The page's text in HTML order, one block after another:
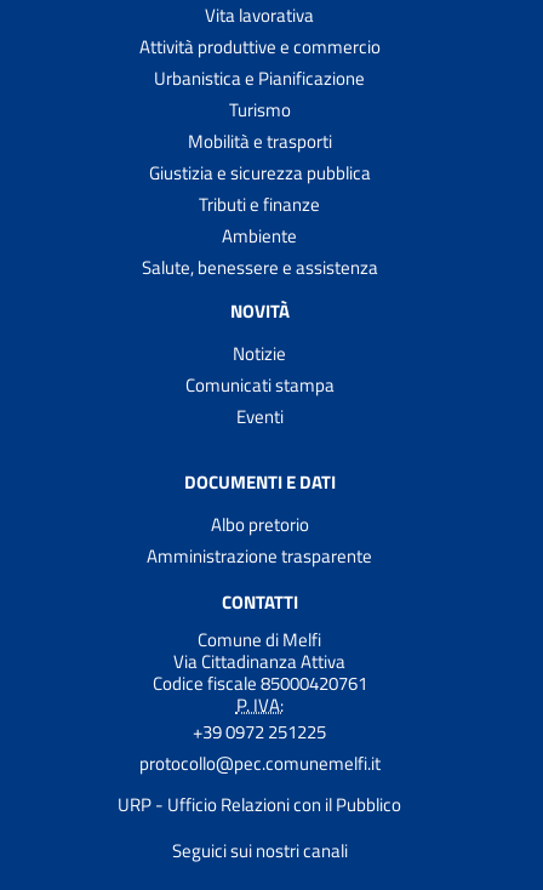
Vita lavorativa
Attività produttive e commercio
Urbanistica e Pianificazione
Turismo
Mobilità e trasporti
Giustizia e sicurezza pubblica
Tributi e finanze
Ambiente
Salute, benessere e assistenza
NOVITÀ
Notizie
Comunicati stampa
Eventi
DOCUMENTI E DATI
Albo pretorio
Amministrazione trasparente
CONTATTI
Comune di Melfi
Via Cittadinanza Attiva
Codice fiscale 85000420761
P. IVA:
+39 0972 251225
protocollo@pec.comunemelfi.it
URP - Ufficio Relazioni con il Pubblico
Seguici sui nostri canali